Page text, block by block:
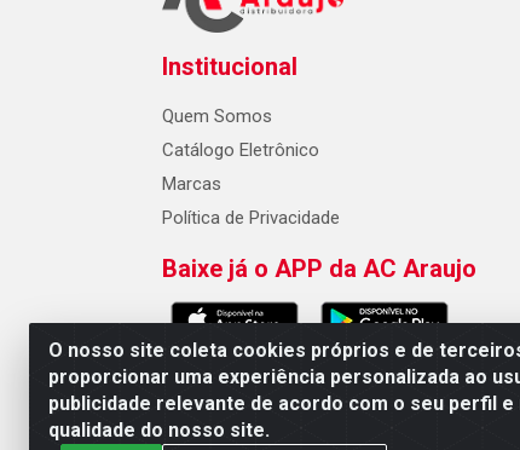
O nosso site coleta cookies próprios e de
proporcionar uma experiência personalizada ao
publicidade relevante de acordo com o seu perfil
qualidade do nosso site.
Institucional
Quem Somos
Catálogo Eletrônico
Marcas
Política de Privacidade
Baixe já o APP da AC Araujo
AC Araujo Distribuidora -